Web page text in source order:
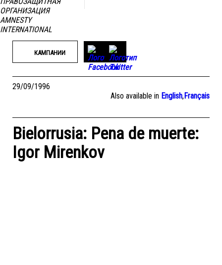
КАМПАНИИ
29/09/1996
Also available in English,Français
Bielorrusia: Pena de muerte:
Igor Mirenkov